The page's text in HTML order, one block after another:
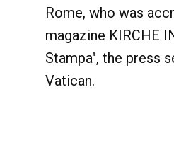
Rome, who was
magazine KIRCHE
Stampa", the press
Vatican.